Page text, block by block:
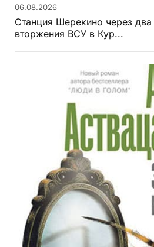
06.08.2026
Станция Шерекино через два
вторжения ВСУ в Кур...